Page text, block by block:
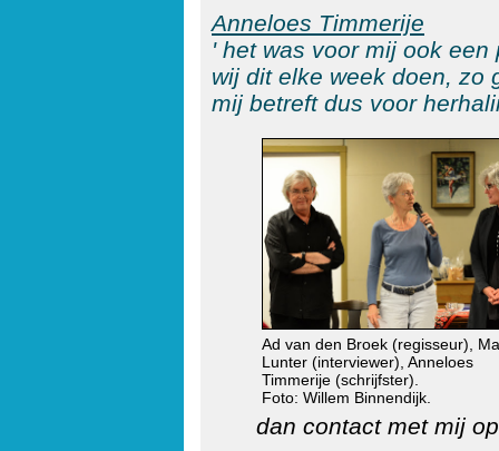
Anneloes Timmerije
' het was voor mij ook
wij dit elke week doen, zo
mij betreft dus voor
Ad van den Broek (regisseur),
Lunter (interviewer), Anneloes
Timmerije (schrijfster).
Foto: Willem Binnendijk.
dan contactmet mij